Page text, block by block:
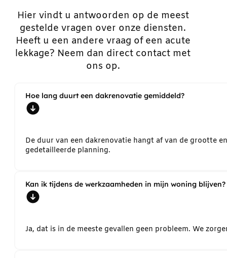
Hier vindt u antwoorden op de meest
gestelde vragen over onze diensten.
Heeft u een andere vraag of een acute
lekkage? Neem dan direct contact met
ons op.
Hoe lang duurt een dakrenovatie gemiddeld?
De duur van een dakrenovatie hangt af van de grootte
gedetailleerde planning.
Kan ik tijdens de werkzaamheden in mijn woning blijven?
Ja, dat is in de meeste gevallen geen probleem. We